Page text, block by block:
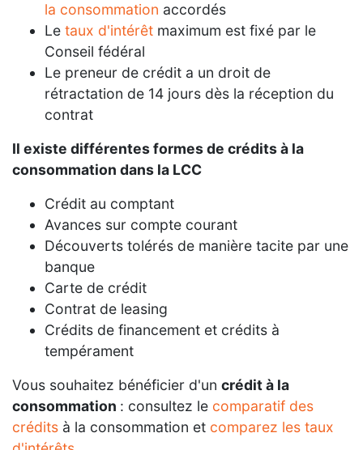
la consommation accordés
Le taux d'intérêt maximum est fixé par le
Conseil fédéral
Le preneur de crédit a un droit de
rétractation de 14 jours dès la réception du
contrat
Il existe différentes formes de crédits à la
consommation dans la LCC
Crédit au comptant
Avances sur compte courant
Découverts tolérés de manière tacite par une
banque
Carte de crédit
Contrat de leasing
Crédits de financement et crédits à
tempérament
Vous souhaitez bénéficier d'un crédit à la
consommation : consultez le comparatif des
crédits à la consommation et comparez les taux